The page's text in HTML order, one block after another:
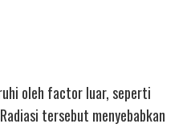
oleh factor luar, seperti
tersebut menyebabkan